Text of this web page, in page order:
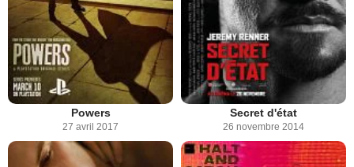
Powers
27 avril 2017
Secret d'état
26 novembre 2014